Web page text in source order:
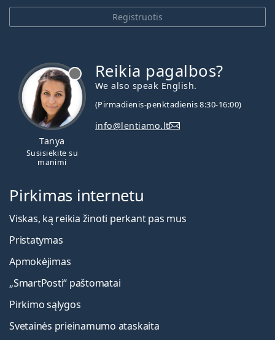
Registruotis
Tanya
Susisiekite su
manimi
Reikia pagalbos?
We also speak English.
(Pirmadienis-penktadienis 8:30-16:00)
info@lentiamo.lt
Pirkimas internetu
Viskas, ką reikia žinoti perkant pas mus
Pristatymas
Apmokėjimas
„SmartPosti“ paštomatai
Pirkimo sąlygos
Svetainės prieinamumo ataskaita